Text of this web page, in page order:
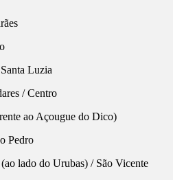
Luzia
/ Centro
ao Açougue do Dico)
Pedro
lado do Urubas) / São Vicente